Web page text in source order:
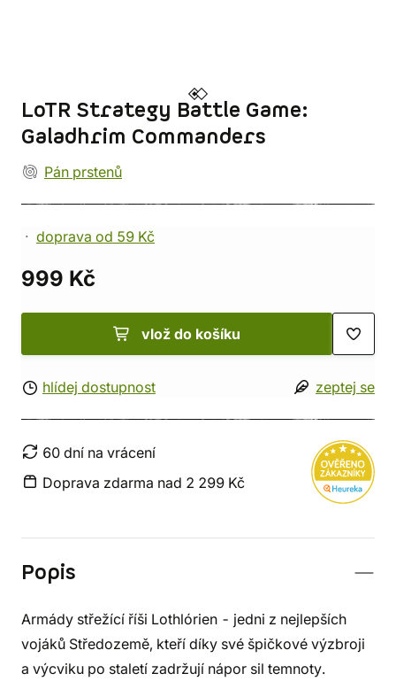
LoTR Strategy Battle Game:
Galadhrim Commanders
Pán prstenů
doprava od 59 Kč
999 Kč
vlož do košíku
hlídej dostupnost zeptej se
60 dní na vrácení
Doprava zdarma nad 2 299 Kč
Popis
Armády střežící říši Lothlórien - jedni z nejlepších
vojáků Středozemě, kteří díky své špičkové výzbroji
a výcviku po staletí zadržují nápor sil temnoty.